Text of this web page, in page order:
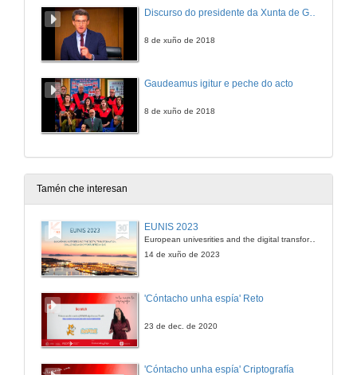
8 de xuño de 2018
Gaudeamus igitur e peche do acto
8 de xuño de 2018
Tamén che interesan
EUNIS 2023
European univesrities and the digital transformation: challenges and opportunities ahead
14 de xuño de 2023
'Cóntacho unha espía' Reto
23 de dec. de 2020
'Cóntacho unha espía' Criptografía